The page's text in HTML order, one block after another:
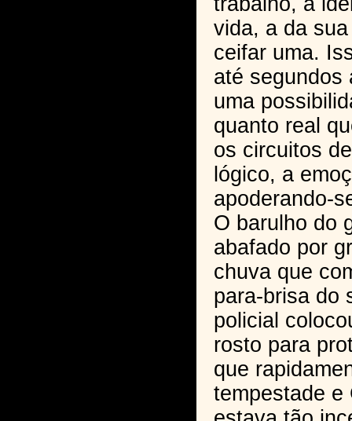
vida, a da
ceifar uma.
até segundos
uma
quanto real
os circuitos
lógico, a
apoderando-
O barulho do
abafado por
chuva que
para-brisa do
policial
rosto para
que
tempestade e